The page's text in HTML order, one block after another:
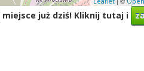
miejsce już dziś! Kliknij tutaj i